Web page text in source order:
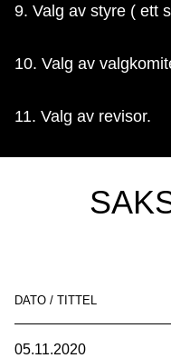
9. Valg av styre ( ett
10. Valg av
11. Valg av revisor.
DATO / TITTEL
05.11.2020